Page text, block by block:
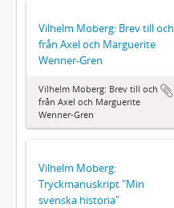
Vilhelm Moberg: Brev till och
från Axel och Marguerite
Wenner-Gren
Vilhelm Moberg: Brev till och
från Axel och Marguerite
Wenner-Gren
Vilhelm Moberg:
Tryckmanuskript "Min
svenska historia"